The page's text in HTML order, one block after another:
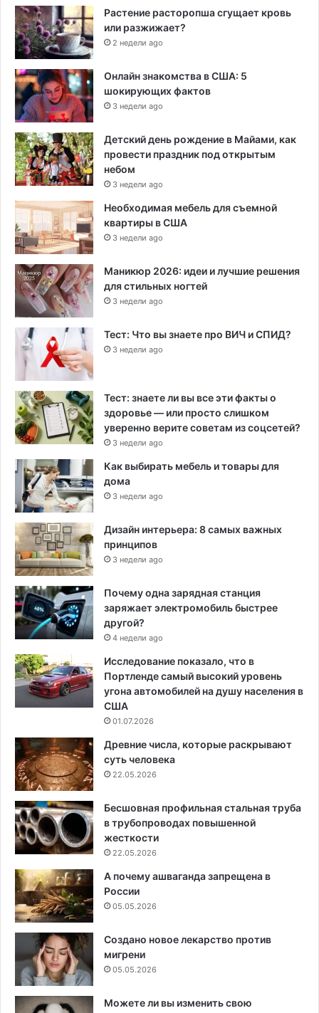
Растение расторопша сгущает кровь
или разжижает?
2 недели ago
Онлайн знакомства в США: 5
шокирующих фактов
3 недели ago
Детский день рождение в Майами, как
провести праздник под открытым
небом
3 недели ago
Необходимая мебель для съемной
квартиры в США
3 недели ago
Маникюр 2026: идеи и лучшие решения
для стильных ногтей
3 недели ago
Тест: Что вы знаете про ВИЧ и СПИД?
3 недели ago
Тест: знаете ли вы все эти факты о
здоровье — или просто слишком
уверенно верите советам из соцсетей?
3 недели ago
Как выбирать мебель и товары для
дома
3 недели ago
Дизайн интерьера: 8 самых важных
принципов
3 недели ago
Почему одна зарядная станция
заряжает электромобиль быстрее
другой?
4 недели ago
Исследование показало, что в
Портленде самый высокий уровень
угона автомобилей на душу населения в
США
01.07.2026
Древние числа, которые раскрывают
суть человека
22.05.2026
Бесшовная профильная стальная труба
в трубопроводах повышенной
жесткости
22.05.2026
А почему ашваганда запрещена в
России
05.05.2026
Создано новое лекарство против
мигрени
05.05.2026
Можете ли вы изменить свою